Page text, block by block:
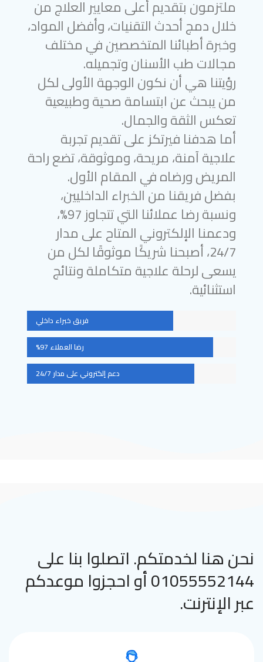
ملتزمون بتقديم أعلى معايير العلاج من
خلال دمج أحدث التقنيات، وأفضل المواد،
وخبرة أطبائنا المتخصصين في مختلف
مجالات طب الأسنان وتجميله.
رؤيتنا هي أن نكون الوجهة الأولى لكل
من يبحث عن ابتسامة صحية وطبيعية
تعكس الثقة والجمال.
أما هدفنا فيرتكز على تقديم تجربة
علاجية آمنة، مريحة، وموثوقة، تضع راحة
المريض ورضاه في المقام الأول.
بفضل فريقنا من الخبراء الداخليين،
ونسبة رضا عملائنا التي تتجاوز 97%،
ودعمنا الإلكتروني المتاح على مدار
24/7، أصبحنا شريكًا موثوقًا لكل من
يسعى لرحلة علاجية متكاملة ونتائج
استثنائية.
فريق خبراء داخلي
رضا العملاء 97%
دعم إلكتروني على مدار 24/7
نحن هنا لخدمتكم. اتصلوا بنا على
01055552144 أو احجزوا موعدكم
عبر الإنترنت.